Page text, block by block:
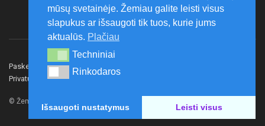
Paskelbk naujieną Rašyti redakcijai
Privatumo politika
© Žemaitijos gidas.
mūsų svetainėje. Žemiau galite leisti visus
slapukus ar išsaugoti tik tuos, kurie jums
aktualūs. Plačiau
Techniniai
Techniniai
Rinkodaros
Rinkodaros
Išsaugoti nustatymus Leisti visus